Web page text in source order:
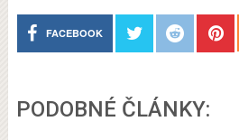
FACEBOOK
PODOBNÉ ČLÁNKY: